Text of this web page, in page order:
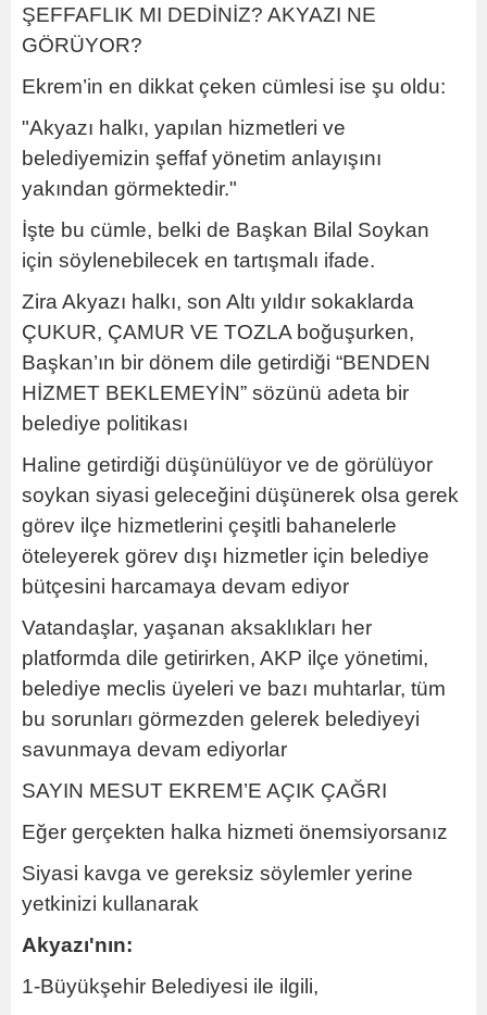
ŞEFFAFLIK MI DEDİNİZ? AKYAZI NE
GÖRÜYOR?
Ekrem’in en dikkat çeken cümlesi ise şu oldu:
"Akyazı halkı, yapılan hizmetleri ve
belediyemizin şeffaf yönetim anlayışını
yakından görmektedir."
İşte bu cümle, belki de Başkan Bilal Soykan
için söylenebilecek en tartışmalı ifade.
Zira Akyazı halkı, son Altı yıldır sokaklarda
ÇUKUR, ÇAMUR VE TOZLA boğuşurken,
Başkan’ın bir dönem dile getirdiği “BENDEN
HİZMET BEKLEMEYİN” sözünü adeta bir
belediye politikası
Haline getirdiği düşünülüyor ve de görülüyor
soykan siyasi geleceğini düşünerek olsa gerek
görev ilçe hizmetlerini çeşitli bahanelerle
öteleyerek görev dışı hizmetler için belediye
bütçesini harcamaya devam ediyor
Vatandaşlar, yaşanan aksaklıkları her
platformda dile getirirken, AKP ilçe yönetimi,
belediye meclis üyeleri ve bazı muhtarlar, tüm
bu sorunları görmezden gelerek belediyeyi
savunmaya devam ediyorlar
SAYIN MESUT EKREM’E AÇIK ÇAĞRI
Eğer gerçekten halka hizmeti önemsiyorsanız
Siyasi kavga ve gereksiz söylemler yerine
yetkinizi kullanarak
Akyazı'nın:
1-Büyükşehir Belediyesi ile ilgili,